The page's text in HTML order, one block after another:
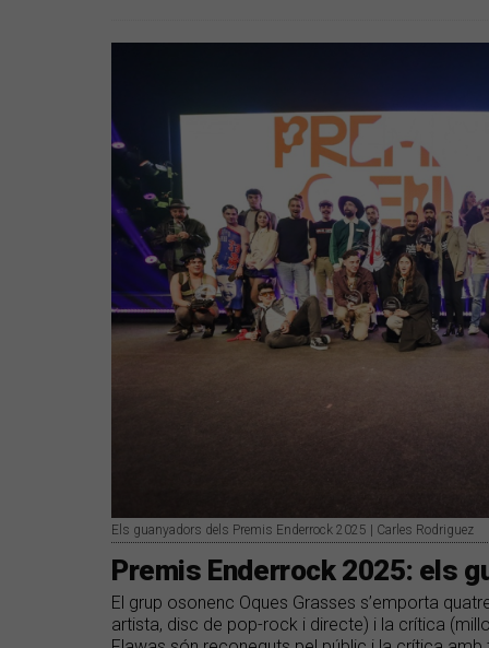
Els guanyadors dels Premis Enderrock 2025 | Carles Rodriguez
Premis Enderrock 2025: els
El grup osonenc Oques Grasses s’emporta
artista, disc de pop-rock i directe) i la crítica